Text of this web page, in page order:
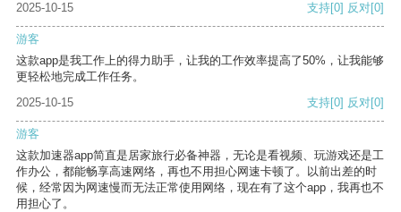
2025-10-15
支持[0] 反对[0]
游客
这款app是我工作上的得力助手，让我的工作效率提高了50%，让我能够
更轻松地完成工作任务。
2025-10-15
支持[0] 反对[0]
游客
这款加速器app简直是居家旅行必备神器，无论是看视频、玩游戏还是工
作办公，都能畅享高速网络，再也不用担心网速卡顿了。以前出差的时
候，经常因为网速慢而无法正常使用网络，现在有了这个app，我再也不
用担心了。